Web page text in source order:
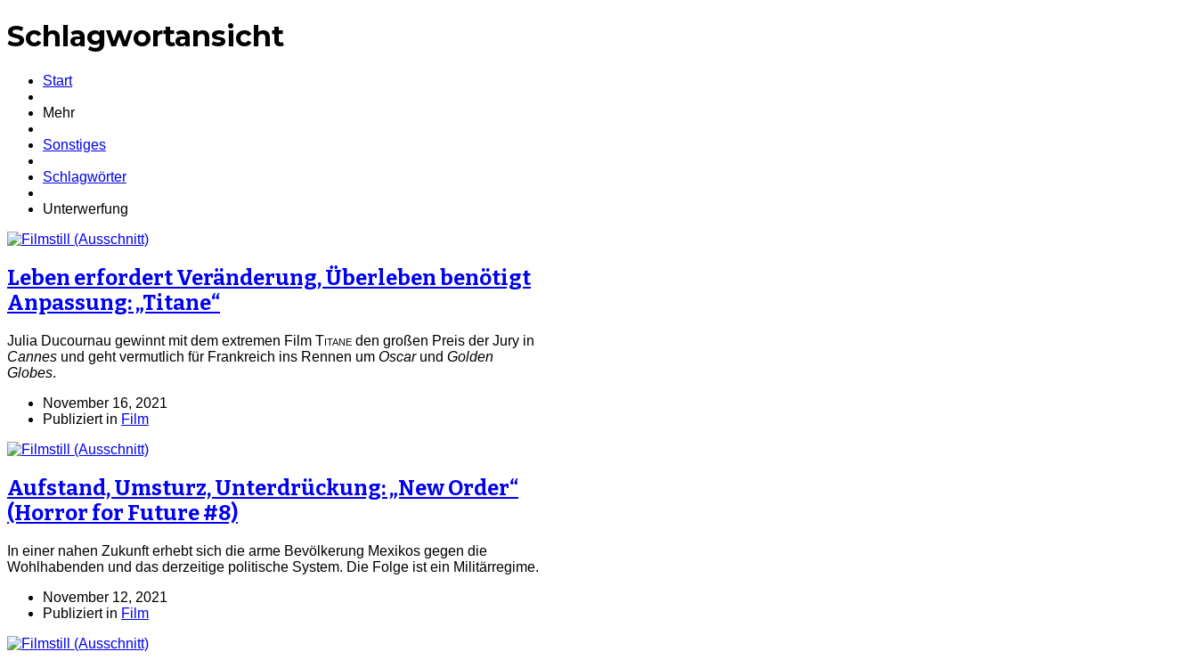
Schlagwortansicht
Start
Mehr
Sonstiges
Schlagwörter
Unterwerfung
Leben erfordert Veränderung, Überleben benötigt
Anpassung: „Titane“
Julia Ducournau gewinnt mit dem extremen Film Titane den großen Preis der Jury in
Cannes und geht vermutlich für Frankreich ins Rennen um Oscarund Golden
Globes.
November 16, 2021
Publiziert in Film
Aufstand, Umsturz, Unterdrückung: „New Order“
(Horror for Future #8)
In einer nahen Zukunft erhebt sich die arme Bevölkerung Mexikos gegen die
Wohlhabenden und das derzeitige politische System. Die Folge ist ein Militärregime.
November 12, 2021
Publiziert in Film